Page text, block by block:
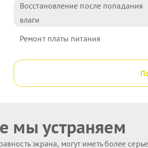
Восстановление после попадания
влаги
Ремонт платы питания
мы устраняем
экрана, могут иметь более